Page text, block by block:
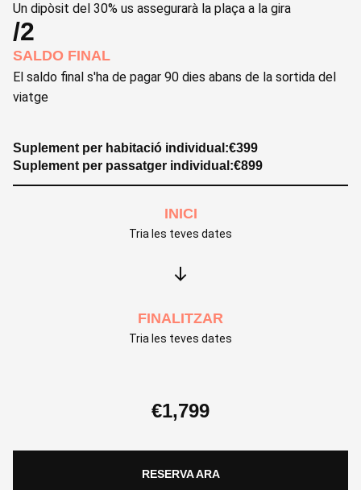
Un dipòsit del 30% us assegurarà la plaça a la gira
/2
SALDO FINAL
El saldo final s'ha de pagar 90 dies abans de la sortida del
viatge
Suplement per habitació individual:€399
Suplement per passatger individual:€899
INICI
Tria les teves dates
FINALITZAR
Tria les teves dates
€1,799
RESERVA ARA